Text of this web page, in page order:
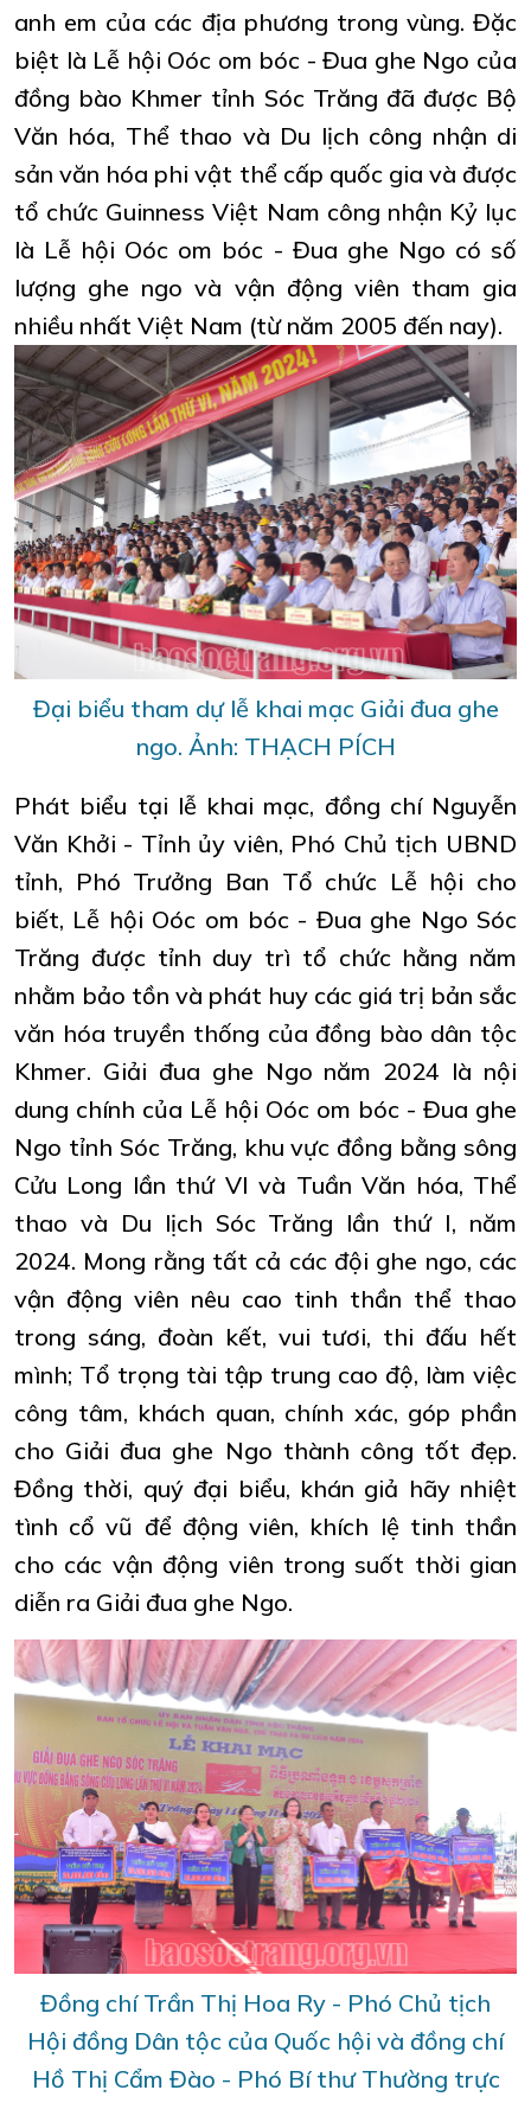
anh em của các địa phương trong vùng. Đặc
biệt là Lễ hội Oóc om bóc - Đua ghe Ngo của
đồng bào Khmer tỉnh Sóc Trăng đã được Bộ
Văn hóa, Thể thao và Du lịch công nhận di
sản văn hóa phi vật thể cấp quốc gia và được
tổ chức Guinness Việt Nam công nhận Kỷ lục
là Lễ hội Oóc om bóc - Đua ghe Ngo có số
lượng ghe ngo và vận động viên tham gia
nhiều nhất Việt Nam (từ năm 2005 đến nay).
Đại biểu tham dự lễ khai mạc Giải đua ghe
ngo. Ảnh: THẠCH PÍCH
Phát biểu tại lễ khai mạc, đồng chí Nguyễn
Văn Khởi - Tỉnh ủy viên, Phó Chủ tịch UBND
tỉnh, Phó Trưởng Ban Tổ chức Lễ hội cho
biết, Lễ hội Oóc om bóc - Đua ghe Ngo Sóc
Trăng được tỉnh duy trì tổ chức hằng năm
nhằm bảo tồn và phát huy các giá trị bản sắc
văn hóa truyền thống của đồng bào dân tộc
Khmer. Giải đua ghe Ngo năm 2024 là nội
dung chính của Lễ hội Oóc om bóc - Đua ghe
Ngo tỉnh Sóc Trăng, khu vực đồng bằng sông
Cửu Long lần thứ VI và Tuần Văn hóa, Thể
thao và Du lịch Sóc Trăng lần thứ I, năm
2024. Mong rằng tất cả các đội ghe ngo, các
vận động viên nêu cao tinh thần thể thao
trong sáng, đoàn kết, vui tươi, thi đấu hết
mình; Tổ trọng tài tập trung cao độ, làm việc
công tâm, khách quan, chính xác, góp phần
cho Giải đua ghe Ngo thành công tốt đẹp.
Đồng thời, quý đại biểu, khán giả hãy nhiệt
tình cổ vũ để động viên, khích lệ tinh thần
cho các vận động viên trong suốt thời gian
diễn ra Giải đua ghe Ngo.
Đồng chí Trần Thị Hoa Ry - Phó Chủ tịch
Hội đồng Dân tộc của Quốc hội và đồng chí
Hồ Thị Cẩm Đào - Phó Bí thư Thường trực